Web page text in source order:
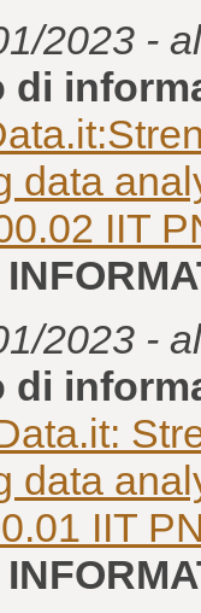
2023 -
di
data
IIT
2023 -
di
data
IIT